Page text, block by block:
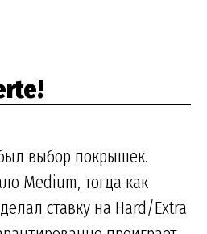
выбор покрышек.
Medium, тогда как
ставку на Hard/Extra